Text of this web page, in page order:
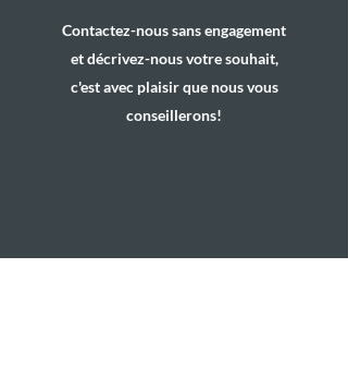
Contactez-nous sans engagement
et décrivez-nous votre souhait,
c'est avec plaisir que nous vous
conseillerons!